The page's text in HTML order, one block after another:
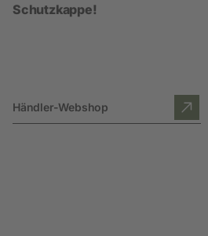
Schutzkappe!
Händler-Webshop